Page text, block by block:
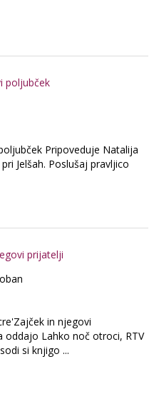
Pripoveduje Natalija
Jelšah. Poslušaj pravljico
in njegovi
oddajo Lahko noč otroci, RTV
si knjigo ...